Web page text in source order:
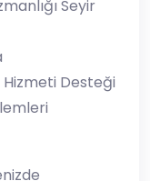
Seyir
Hizmeti Desteği